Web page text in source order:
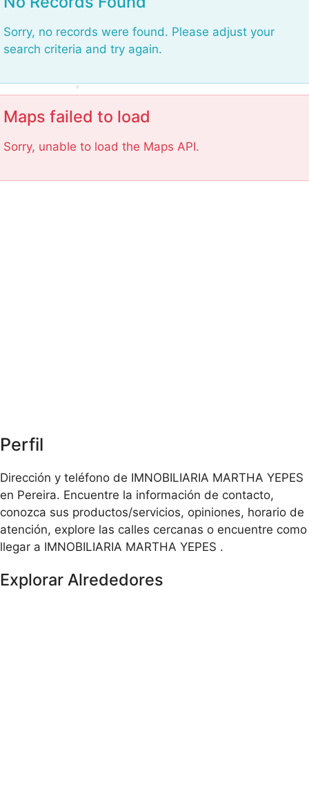
Sorry, no records were found. Please adjust your
search criteria and try again.
Maps failed to load
Sorry, unable to load the Maps API.
Perfil
Dirección y teléfono de IMNOBILIARIA MARTHA YEPES
en Pereira. Encuentre la información de contacto,
conozca sus productos/servicios, opiniones, horario de
atención, explore las calles cercanas o encuentre como
llegar a IMNOBILIARIA MARTHA YEPES .
Explorar Alrededores